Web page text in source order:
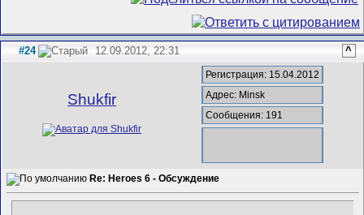
#24 12.09.2012, 22:31 ^
Shukfir
Регистрация: 15.04.2012
Адрес: Minsk
Сообщения: 191
Re: Heroes 6 - Обсуждение